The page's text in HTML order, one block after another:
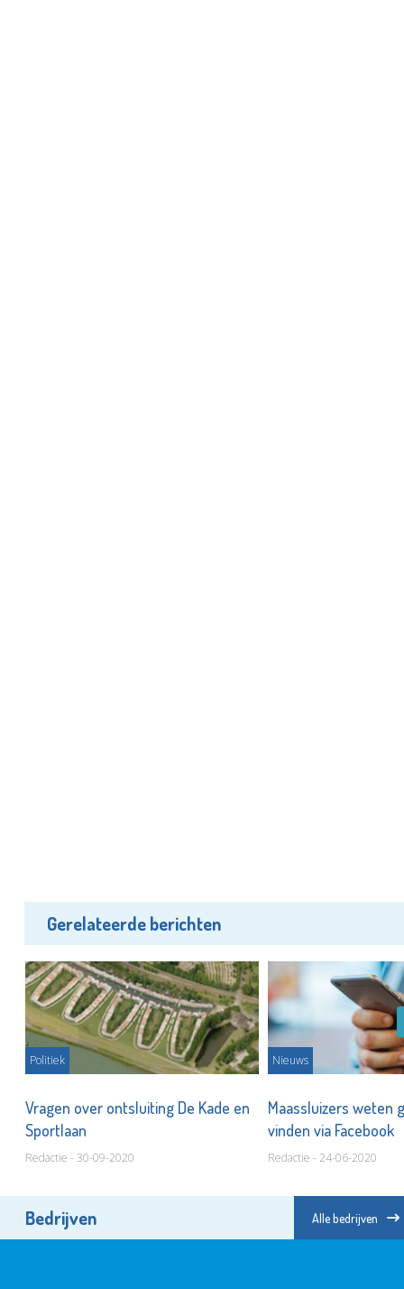
Gerelateerde berichten
Politiek
Vragen over ontsluiting De Kade en
Sportlaan
Redactie - 30-09-2020
Nieuws
Maassluizers weten
vinden via Facebook
Redactie - 24-06-2020
Bedrijven Alle bedrijven